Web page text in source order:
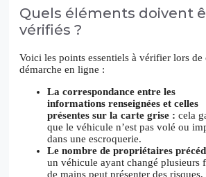
Quels éléments doivent
vérifiés ?
Voici les points essentiels à vérifier lors de
démarche en ligne :
La correspondance entre les
informations renseignées et celles
présentes sur la carte grise : cela
que le véhicule n’est pas volé ou
dans une escroquerie.
Le nombre de propriétaires
un véhicule ayant changé plusieurs
de mains peut présenter des risques,